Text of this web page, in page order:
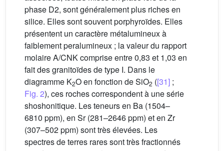
phase D2, sont généralement plus riches en
silice. Elles sont souvent porphyroïdes. Elles
présentent un caractère métalumineux à
faiblement peralumineux ; la valeur du rapport
molaire A/CNK comprise entre 0,83 et 1,03 en
fait des granitoïdes de type I. Dans le
diagramme K2O en fonction de SiO2 ([31] ;
Fig. 2), ces roches correspondent à une série
shoshonitique. Les teneurs en Ba (1504–
6810 ppm), en Sr (281–2646 ppm) et en Zr
(307–502 ppm) sont très élevées. Les
spectres de terres rares sont très fractionnés